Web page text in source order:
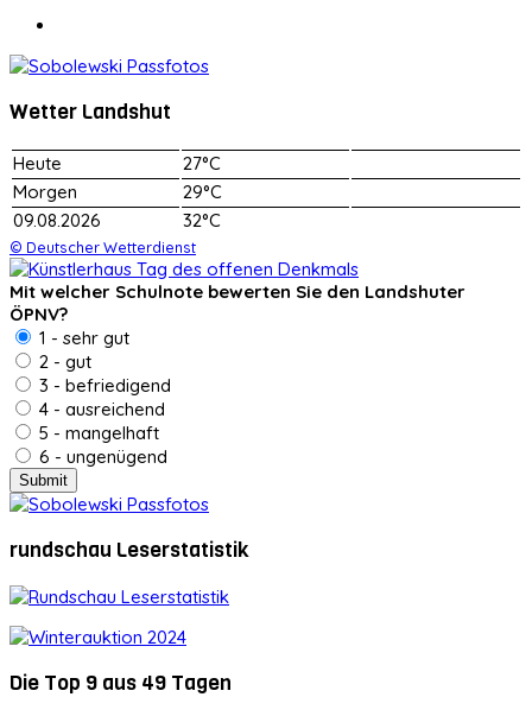
Wetter Landshut
Heute
27°C
Morgen
29°C
09.08.2026
32°C
© Deutscher Wetterdienst
Mit welcher Schulnote bewerten Sie den Landshuter
ÖPNV?
1 - sehr gut
2 - gut
3 - befriedigend
4 - ausreichend
5 - mangelhaft
6 - ungenügend
rundschau Leserstatistik
Die Top 9 aus 49 Tagen